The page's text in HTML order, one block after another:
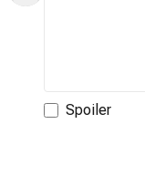
Spoiler